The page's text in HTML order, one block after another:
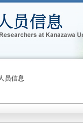
员信息